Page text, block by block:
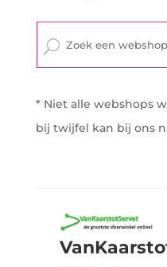
* Niet alle webshops
bij twijfel kan bij ons